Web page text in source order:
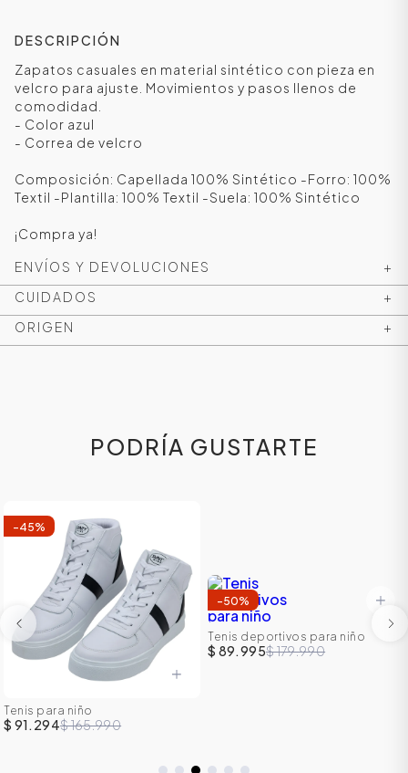
DESCRIPCIÓN
Zapatos casuales en material sintético con pieza en
velcro para ajuste. Movimientos y pasos llenos de
comodidad.
- Color azul
- Correa de velcro
Composición: Capellada 100% Sintético -Forro: 100%
Textil -Plantilla: 100% Textil -Suela: 100% Sintético
¡Compra ya!
ENVÍOS Y DEVOLUCIONES
+
CUIDADOS
+
ORIGEN
+
PODRÍA GUSTARTE
-45%
Tenis para niño
$ 91.294$ 165.990
-50%
Tenis deportivos para niño
$ 89.995$ 179.990